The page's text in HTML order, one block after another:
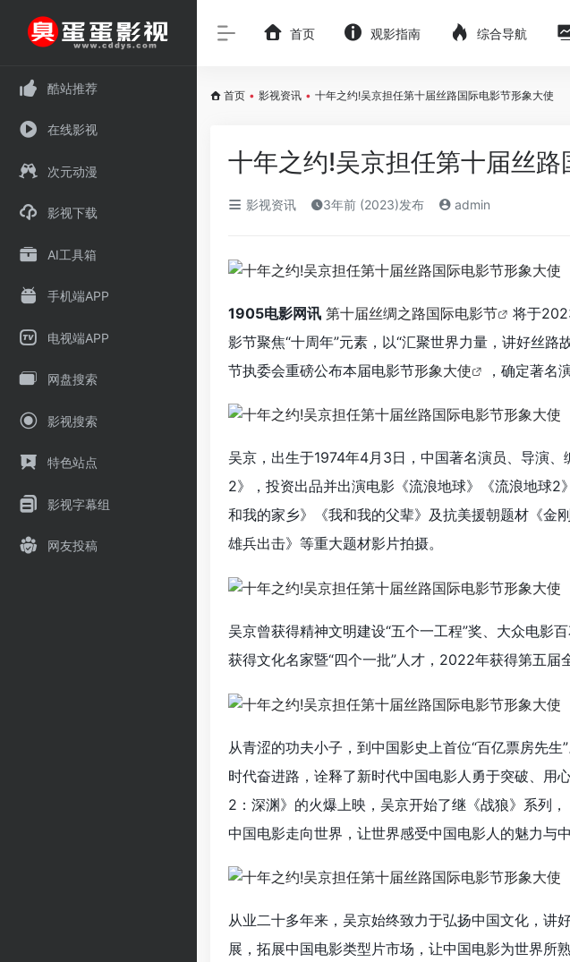
酷站推荐
在线影视
次元动漫
影视下载
AI工具箱
手机端APP
电视端APP
网盘搜索
影视搜索
特色站点
影视字幕组
网友投稿
首页 观影指南 综合导航
首页 • 影视资讯 • 十年之约!吴京担任第十届丝路国际电影节形象大使
十年之约!吴京担任第十届丝
影视资讯 3年前 (2023)发布 admin
1905电影网讯 第十届丝绸之路国际电影节
将于
影节聚焦“十周年”元素，以“汇聚世界力量，讲好丝
节执委会重磅公布本届电影节形象大使 ，确定著名
吴京，出生于1974年4月3日，中国著名演员、导演、
2》，投资出品并出演电影《流浪地球》《流浪地球
和我的家乡》《我和我的父辈》及抗美援朝题材《金
雄兵出击》等重大题材影片拍摄。
吴京曾获得精神文明建设“五个一工程”奖、大众电影
获得文化名家暨“四个一批”人才，2022年获得第五届
从青涩的功夫小子，到中国影史上首位“百亿票房先
时代奋进路，诠释了新时代中国电影人勇于突破、用
2：深渊》的火爆上映，吴京开始了继《战狼》系列
中国电影走向世界，让世界感受中国电影人的魅力与
从业二十多年来，吴京始终致力于弘扬中国文化，讲
展，拓展中国电影类型片市场，让中国电影为世界所